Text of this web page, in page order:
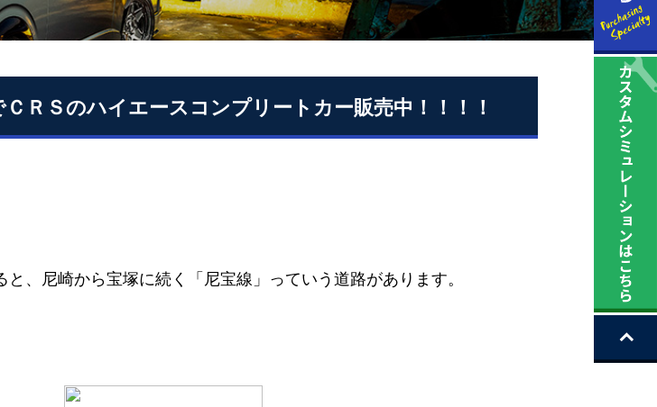
ＲＳのハイエースコンプリートカー販売中！！！！
と、尼崎から宝塚に続く「尼宝線」っていう道路があります。